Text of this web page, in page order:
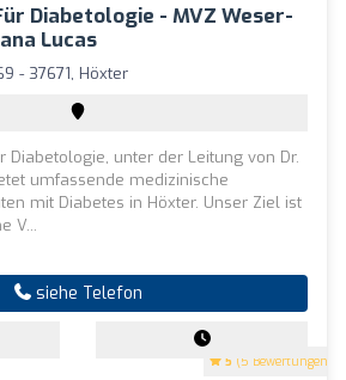
Diabetologie - MVZ Weser-
Lucas
5 (5 Bewertungen)
- 37671, Höxter
Diabetologie, unter der Leitung von Dr.
umfassende medizinische
mit Diabetes in Höxter. Unser Ziel ist
V...
siehe Telefon